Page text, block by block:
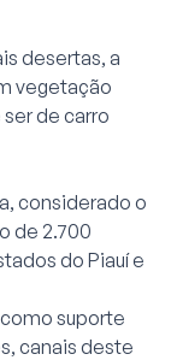
desertas, a
vegetação
de carro
considerado o
de 2.700
do Piauí e
suporte
canais deste